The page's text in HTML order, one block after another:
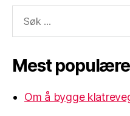
etter:
Mest
Om å bygge